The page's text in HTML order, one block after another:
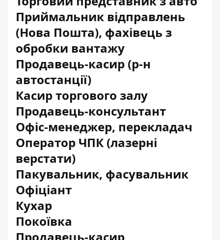
Приймальник відправлень
(Нова Пошта), фахівець з
обробки вантажу
Продавець-касир (р-н
автостанції)
Касир торгового залу
Продавець-консультант
Офіс-менеджер, перекладач
Оператор ЧПК (лазерні
верстати)
Пакувальник, фасувальник
Офіціант
Кухар
Покоївка